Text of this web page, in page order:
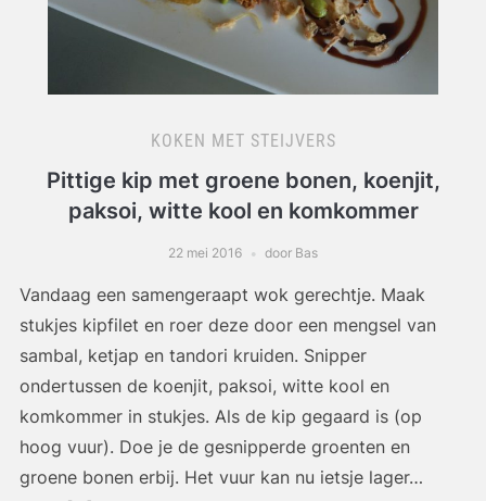
KOKEN MET STEIJVERS
Pittige kip met groene bonen, koenjit,
paksoi, witte kool en komkommer
22 mei 2016 door Bas
Vandaag een samengeraapt wok gerechtje. Maak
stukjes kipfilet en roer deze door een mengsel van
sambal, ketjap en tandori kruiden. Snipper
ondertussen de koenjit, paksoi, witte kool en
komkommer in stukjes. Als de kip gegaard is (op
hoog vuur). Doe je de gesnipperde groenten en
groene bonen erbij. Het vuur kan nu ietsje lager…